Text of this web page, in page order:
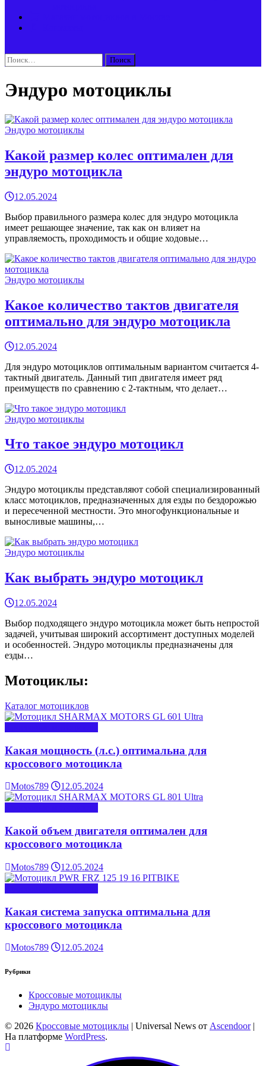
Найти:
Эндуро мотоциклы
Эндуро мотоциклы
Какой размер колес оптимален для
эндуро мотоцикла
12.05.2024
Выбор правильного размера колес для эндуро мотоцикла
имеет решающее значение, так как он влияет на
управляемость, проходимость и общие ходовые…
Эндуро мотоциклы
Какое количество тактов двигателя
оптимально для эндуро мотоцикла
12.05.2024
Для эндуро мотоциклов оптимальным вариантом считается 4-
тактный двигатель. Данный тип двигателя имеет ряд
преимуществ по сравнению с 2-тактным, что делает…
Эндуро мотоциклы
Что такое эндуро мотоцикл
12.05.2024
Эндуро мотоциклы представляют собой специализированный
класс мотоциклов, предназначенных для езды по бездорожью
и пересеченной местности. Это многофункциональные и
выносливые машины,…
Эндуро мотоциклы
Как выбрать эндуро мотоцикл
12.05.2024
Выбор подходящего эндуро мотоцикла может быть непростой
задачей, учитывая широкий ассортимент доступных моделей
и особенностей. Эндуро мотоциклы предназначены для
езды…
Мотоциклы:
Каталог мотоциклов
Какая мощность (л.с.) оптимальна для
кроссового мотоцикла
Motos789 12.05.2024
Какой объем двигателя оптимален для
кроссового мотоцикла
Motos789 12.05.2024
Какая система запуска оптимальна для
кроссового мотоцикла
Motos789 12.05.2024
Рубрики
Кроссовые мотоциклы
Эндуро мотоциклы
© 2026 Кроссовые мотоциклы | Universal News от Ascendoor|
На платформе WordPress.